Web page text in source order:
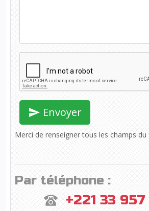
Envoyer
Merci de renseigner tous les champs
Par téléphone :
+221 33 957